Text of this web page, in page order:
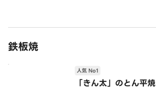
鉄板焼
「きん太」のとん平焼
人気 No1